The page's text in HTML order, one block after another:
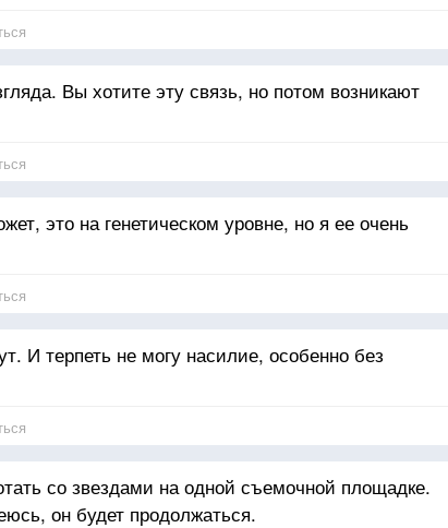
Вы хотите эту связь, но потом возникают
это на генетическом уровне, но я ее очень
И терпеть не могу насилие, особенно без
со звездами на одной съемочной площадке.
он будет продолжаться.